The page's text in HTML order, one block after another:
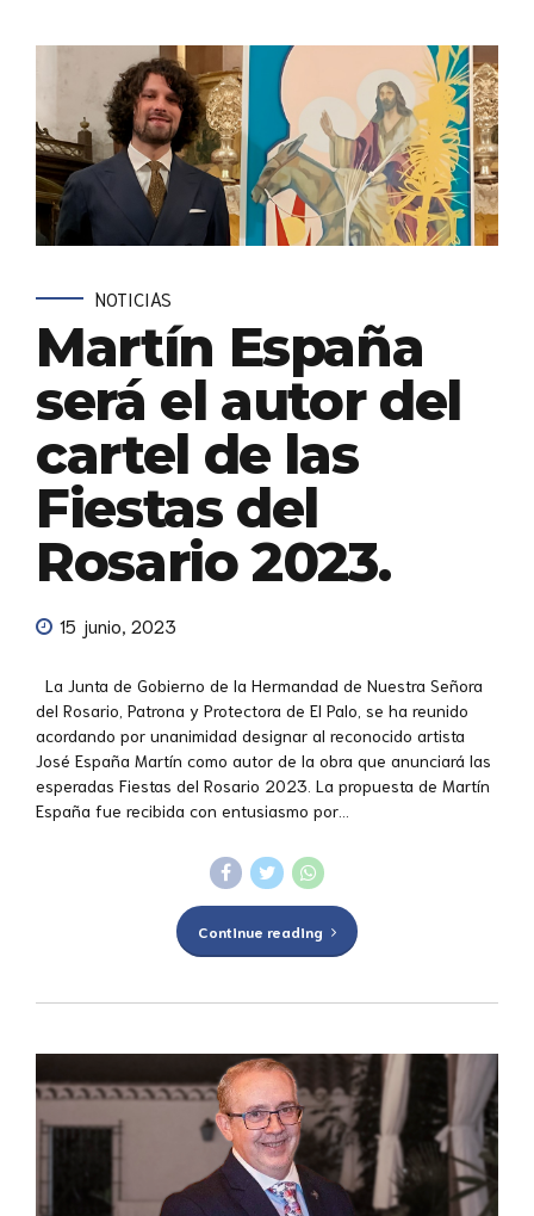
NOTICIAS
Martín España
será el autor del
cartel de las
Fiestas del
Rosario 2023.
15 junio, 2023
La Junta de Gobierno de la Hermandad de Nuestra Señora
del Rosario, Patrona y Protectora de El Palo, se ha reunido
acordando por unanimidad designar al reconocido artista
José España Martín como autor de la obra que anunciará las
esperadas Fiestas del Rosario 2023. La propuesta de Martín
España fue recibida con entusiasmo por...
Continue reading